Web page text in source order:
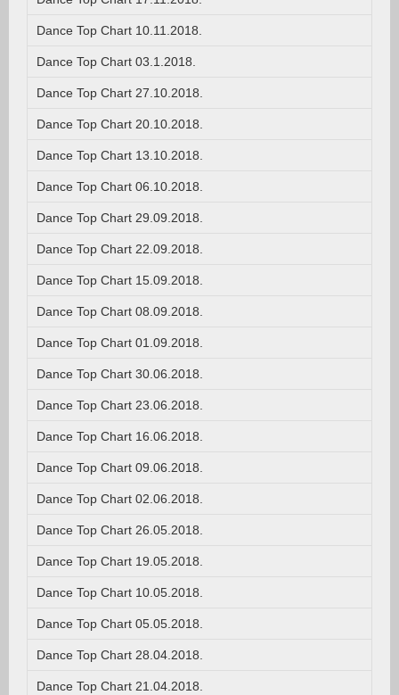
Dance Top Chart 10.11.2018.
Dance Top Chart 03.1.2018.
Dance Top Chart 27.10.2018.
Dance Top Chart 20.10.2018.
Dance Top Chart 13.10.2018.
Dance Top Chart 06.10.2018.
Dance Top Chart 29.09.2018.
Dance Top Chart 22.09.2018.
Dance Top Chart 15.09.2018.
Dance Top Chart 08.09.2018.
Dance Top Chart 01.09.2018.
Dance Top Chart 30.06.2018.
Dance Top Chart 23.06.2018.
Dance Top Chart 16.06.2018.
Dance Top Chart 09.06.2018.
Dance Top Chart 02.06.2018.
Dance Top Chart 26.05.2018.
Dance Top Chart 19.05.2018.
Dance Top Chart 10.05.2018.
Dance Top Chart 05.05.2018.
Dance Top Chart 28.04.2018.
Dance Top Chart 21.04.2018.